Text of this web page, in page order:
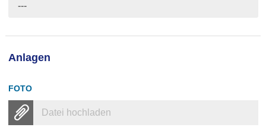
---
Anlagen
FOTO
Datei hochladen